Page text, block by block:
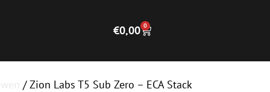
€0,00 0
/ Zion Labs T5 Sub Zero – ECA Stack